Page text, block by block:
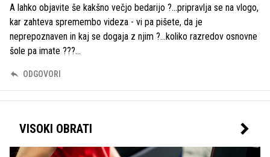
A lahko objavite še kakšno večjo bedarijo ?...pripravlja se na vlogo,
kar zahteva spremembo videza - vi pa pišete, da je
neprepoznaven in kaj se dogaja z njim ?...koliko razredov osnovne
šole pa imate ???...
ODGOVORI
VISOKI OBRATI